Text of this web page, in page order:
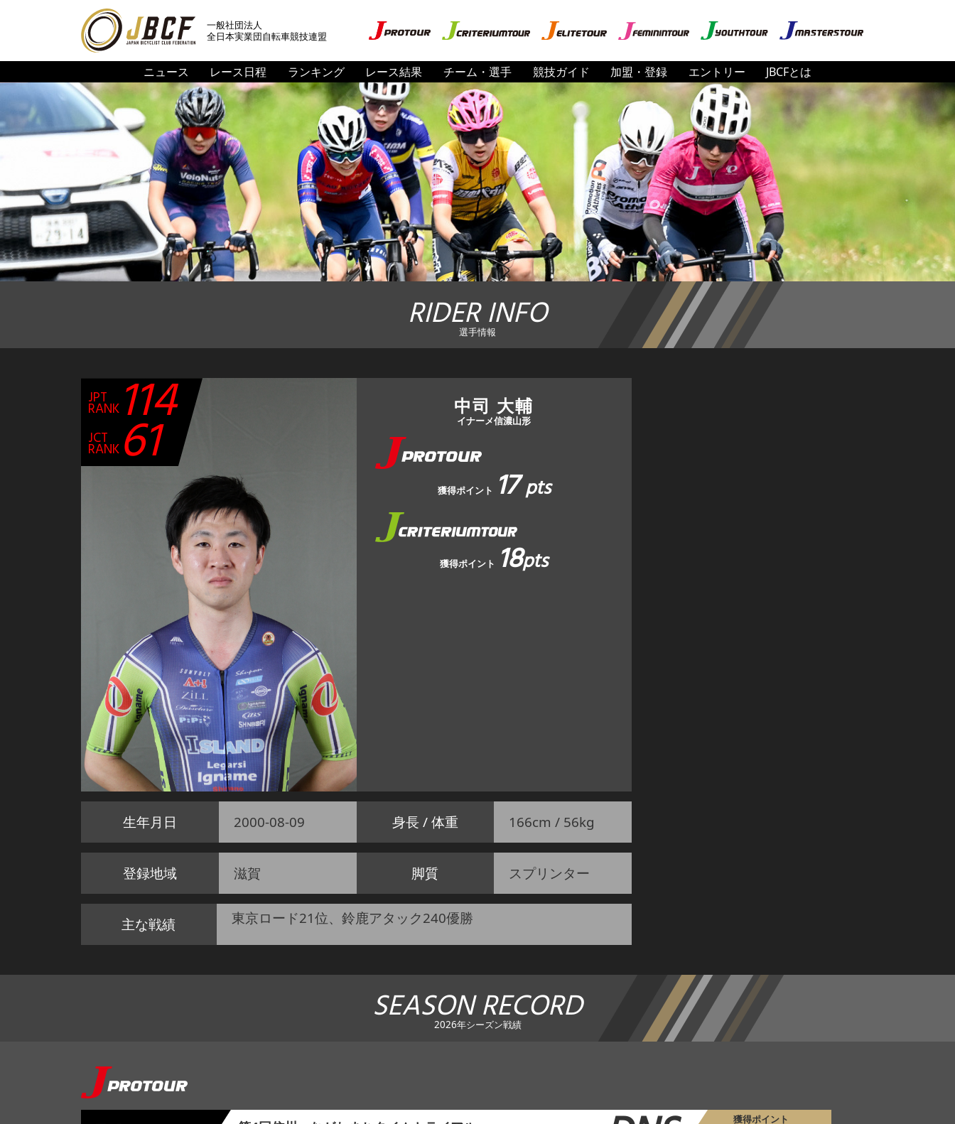
一般社団法人
全日本実業団自転車競技連盟
ニュース レース日程 ランキング レース結果 チーム・選手 競技ガイド 加盟・登録 エントリー JBCFとは
RIDER INFO
選手情報
JPT
RANK114
JCT
RANK 61 中司 大輔
イナーメ信濃山形
獲得ポイント 17pts
獲得ポイント 18pts
生年月日 2000-08-09 身長 / 体重 166cm / 56kg
登録地域 滋賀 脚質 スプリンター
主な戦績 東京ロード21位、鈴鹿アタック240優勝
SEASON RECORD
2026年シーズン戦績
獲得ポイント